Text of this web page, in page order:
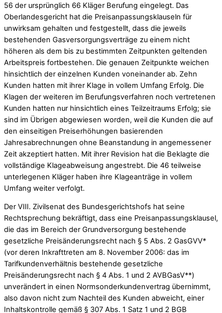
56 der ursprünglich 66 Kläger Berufung eingelegt. Das
Oberlandesgericht hat die Preisanpassungsklauseln für
unwirksam gehalten und festgestellt, dass die jeweils
bestehenden Gasversorgungsverträge zu einem nicht
höheren als dem bis zu bestimmten Zeitpunkten geltenden
Arbeitspreis fortbestehen. Die genauen Zeitpunkte weichen
hinsichtlich der einzelnen Kunden voneinander ab. Zehn
Kunden hatten mit ihrer Klage in vollem Umfang Erfolg. Die
Klagen der weiteren im Berufungsverfahren noch vertretenen
Kunden hatten nur hinsichtlich eines Teilzeitraums Erfolg; sie
sind im Übrigen abgewiesen worden, weil die Kunden die auf
den einseitigen Preiserhöhungen basierenden
Jahresabrechnungen ohne Beanstandung in angemessener
Zeit akzeptiert hatten. Mit ihrer Revision hat die Beklagte die
vollständige Klageabweisung angestrebt. Die 46 teilweise
unterlegenen Kläger haben ihre Klageanträge in vollem
Umfang weiter verfolgt.
Der VIII. Zivilsenat des Bundesgerichtshofs hat seine
Rechtsprechung bekräftigt, dass eine Preisanpassungsklausel,
die das im Bereich der Grundversorgung bestehende
gesetzliche Preisänderungsrecht nach § 5 Abs. 2 GasGVV*
(vor deren Inkrafttreten am 8. November 2006: das im
Tarifkundenverhältnis bestehende gesetzliche
Preisänderungsrecht nach § 4 Abs. 1 und 2 AVBGasV**)
unverändert in einen Normsonderkundenvertrag übernimmt,
also davon nicht zum Nachteil des Kunden abweicht, einer
Inhaltskontrolle gemäß § 307 Abs. 1 Satz 1 und 2 BGB